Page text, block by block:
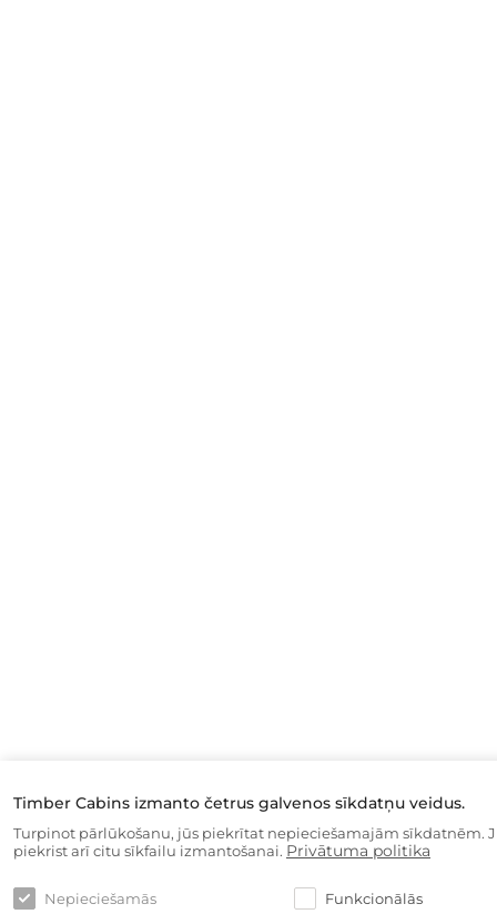
Timber Cabins izmanto četrus galvenos sīkdatņu veidus.
Turpinot pārlūkošanu, jūs piekrītat nepieciešamajām sīkdatnēm.
piekrist arī citu sīkfailu izmantošanai. Privātuma politika
Nepieciešamās Funkcionālās